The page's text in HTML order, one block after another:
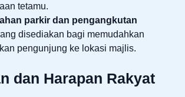
tetamu.
parkir dan pengangkutan
disediakan bagi memudahkan
pengunjung ke lokasi majlis.
dan Harapan Rakyat